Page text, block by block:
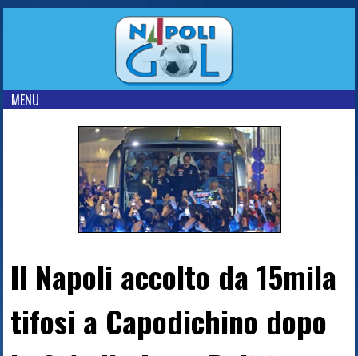
MENU
Il Napoli accolto da 15mila
tifosi a Capodichino dopo